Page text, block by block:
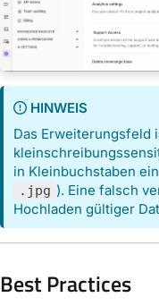
HINWEIS
Das Erweiterungsfeld
in Kleinbuchstaben
.jpg ). Eine falsch
Hochladen gültiger
Best Practices